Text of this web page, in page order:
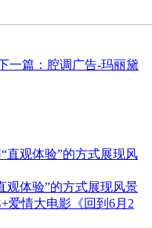
一篇：腔调广告-玛丽黛
观体验”的方式展现风景